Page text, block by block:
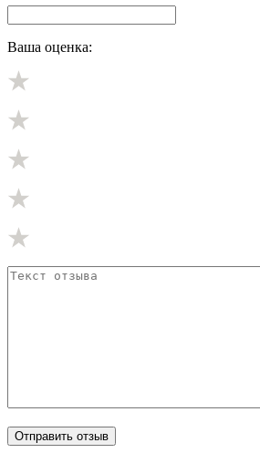
Ваша оценка: